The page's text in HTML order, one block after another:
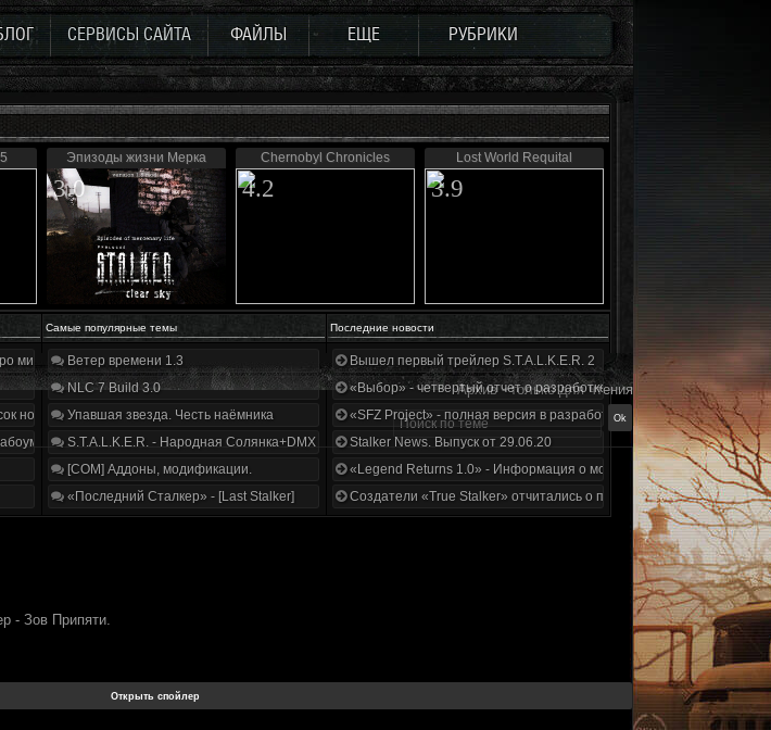
СЕРВИСЫ САЙТА ФАЙЛЫ ЕЩЕ РУБРИКИ
Эпизоды жизни Мерка
3.0
Chernobyl Chronicles
4.2
Lost World Requital
3.9
Самые популярные темы Последние новости
мир, геймплей и сюжет | Разбор трейлера
нововведений
и отвага
Ветер времени 1.3
NLC 7 Build 3.0
Упавшая звезда. Честь наёмника
S.T.A.L.K.E.R. - Народная Солянка+DMX 1.3.5.ООП.МА.К.
[COM] Аддоны, модификации.
«Последний Сталкер» - [Last Stalker]
Вышел первый трейлер S.T.A.L.K.E.R. 2
«Выбор» - четвертый отчет о разработке!
«SFZ Project» - полная версия в разработке!
Stalker News. Выпуск от 29.06.20
«Legend Returns 1.0» - Информация о моде за июнь 2020
Создатели «True Stalker» отчитались о проделанной работе
Архив - только для чтения
- Зов Припяти.